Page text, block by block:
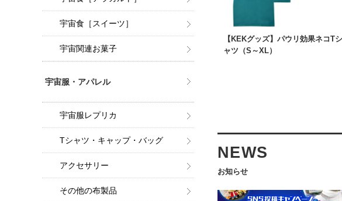
【KEKグッズ】パウリ効果ネコTシ
ャツ（S～XL）
NEWS
お知らせ
宇宙食［スイーツ］
宇宙関連お菓子
宇宙服・アパレル
宇宙服レプリカ
Tシャツ・キャップ・バッグ
アクセサリー
その他の布製品